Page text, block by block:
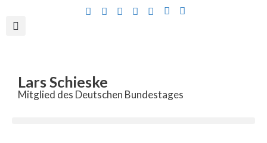
Lars Schieske
Mitglied des Deutschen Bundestages